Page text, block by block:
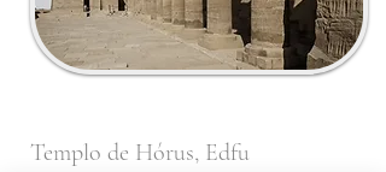
Templo de Hórus, Edfu